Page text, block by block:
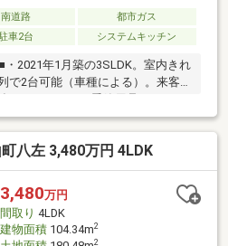
南道路
都市ガス
車2台 システムキッチン
2021年1月築の3SLDK。室内きれ
で2台可能（車種による）。来客時
パントリー、ウォークインクロー
っきり保てます。・居室は家具配
も配慮され、日々の暮らしを快適
まで徒歩約23分。自転車や車の利
いた環境をお求めの方に適してい
が魅力の一邸です。・周辺に買い
出も便利です。
八左 3,480万円 4LDK
3,480万円
間取り 4LDK
建物面積104.34m2
2